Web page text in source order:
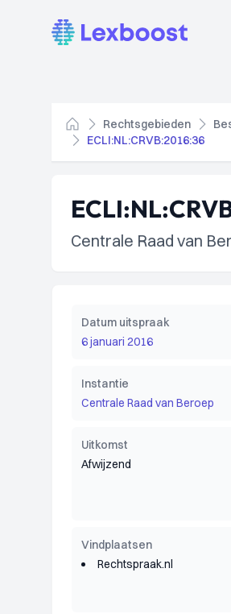
Lexboost
Home
Rechtsgebieden
ECLI:NL:CRVB:2016:36
Centrale Raad van
Datum uitspraak
6 januari 2016
Instantie
Centrale Raad van Beroep
Uitkomst
Afwijzend
Vindplaatsen
Rechtspraak.nl